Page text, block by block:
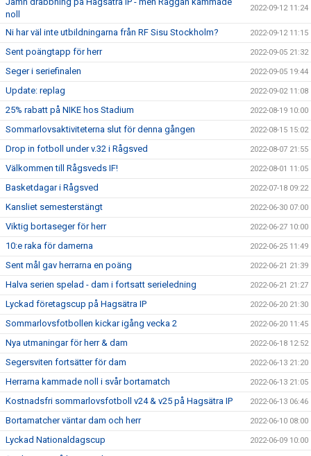
noll
2022-09-12 11:24
Ni har väl inte utbildningarna från RF Sisu Stockholm? 2022-09-12 11:15
Sent poängtapp för herr 2022-09-05 21:32
Seger i seriefinalen 2022-09-05 19:44
Update: replag 2022-09-02 11:08
25% rabatt på NIKE hos Stadium 2022-08-19 10:00
Sommarlovsaktiviteterna slut för denna gången 2022-08-15 15:02
Drop in fotboll under v.32 i Rågsved 2022-08-07 21:55
Välkommen till Rågsveds IF! 2022-08-01 11:05
Basketdagar i Rågsved 2022-07-18 09:22
Kansliet semesterstängt 2022-06-30 07:00
Viktig bortaseger för herr 2022-06-27 10:00
10:e raka för damerna 2022-06-25 11:49
Sent mål gav herrarna en poäng 2022-06-21 21:39
Halva serien spelad - dam i fortsatt serieledning 2022-06-21 21:27
Lyckad företagscup på Hagsätra IP 2022-06-20 21:30
Sommarlovsfotbollen kickar igång vecka 2 2022-06-20 11:45
Nya utmaningar för herr & dam 2022-06-18 12:52
Segersviten fortsätter för dam 2022-06-13 21:20
Herrarna kammade noll i svår bortamatch 2022-06-13 21:05
Kostnadsfri sommarlovsfotboll v24 & v25 på Hagsätra IP 2022-06-13 06:46
Bortamatcher väntar dam och herr 2022-06-10 08:00
Lyckad Nationaldagscup 2022-06-09 10:00